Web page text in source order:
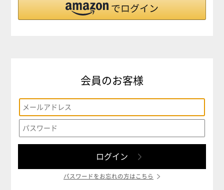
会員のお客様
パスワードをお忘れの方はこちら